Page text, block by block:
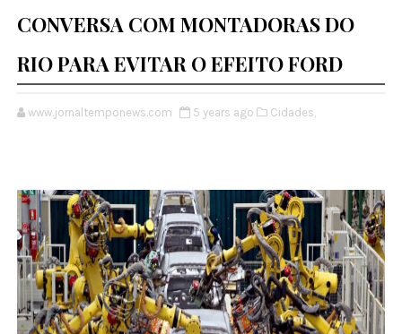
CONVERSA COM MONTADORAS DO
RIO PARA EVITAR O EFEITO FORD
www.jornaltemponews.com 5 years ago Cidades,